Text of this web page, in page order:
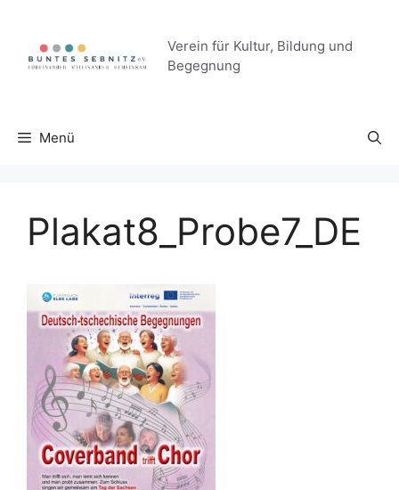
springen
Verein für Kultur, Bildung und
Begegnung
Menü
Plakat8_Probe7_DE